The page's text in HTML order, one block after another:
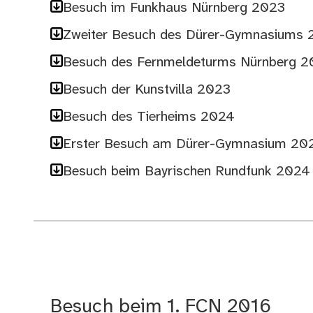
Besuch im Funkhaus Nürnberg 2023
Zweiter Besuch des Dürer-Gymnasiums
Besuch des Fernmeldeturms Nürnberg
Besuch der Kunstvilla 2023
Besuch des Tierheims 2024
Erster Besuch am Dürer-Gymnasium
Besuch beim Bayrischen Rundfunk 2024
Besuch beim 1. FCN 2016